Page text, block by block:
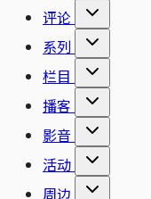
评论
系列
栏目
播客
影音
活动
周边